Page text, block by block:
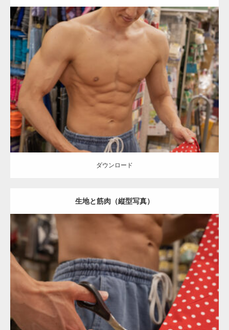
Category: 手芸屋さんのマッチョ（方南町） kaichan
AKIHITO(細マッ
チョ)
肩 腹筋 方南町（東京）
ダウンロード
ダウンロード
生地と筋肉（縦型写真）
Update:2024.06.23
Category: 手芸屋さんのマッチョ（方南町） kaichanAKIHITO(細マッ
チョ) 腹筋 方南町（東京）
ダウンロード